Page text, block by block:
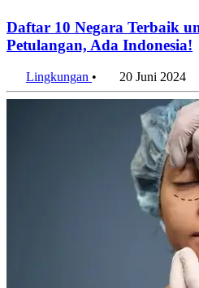
Daftar 10 Negara Terbaik
Petulangan, Ada Indonesia!
Lingkungan • 20 Juni 2024